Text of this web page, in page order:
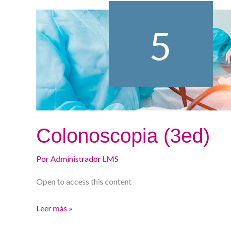
Colonoscopia (3ed)
PorAdministrador LMS
Open to access this content
Leer más »